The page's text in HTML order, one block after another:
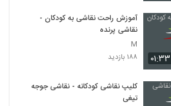
۰۱:۳۳
آموزش راحت نقاشی به کودکان -
نقاشی پرنده
M
۱۸۸ بازدید
کلیپ نقاشی کودکانه - نقاشی جوجه
تیغی